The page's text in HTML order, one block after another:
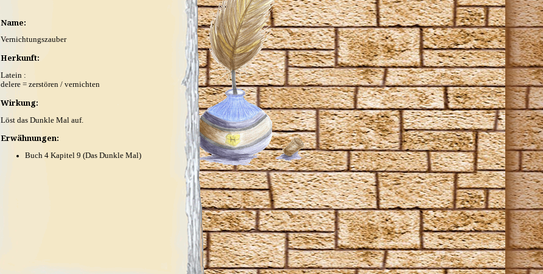
Name:
Vernichtungszauber
Herkunft:
Latein :
delere = zerstören / vernichten
Wirkung:
Löst das Dunkle Mal auf.
Erwähnungen:
Buch 4 Kapitel 9 (Das Dunkle Mal)